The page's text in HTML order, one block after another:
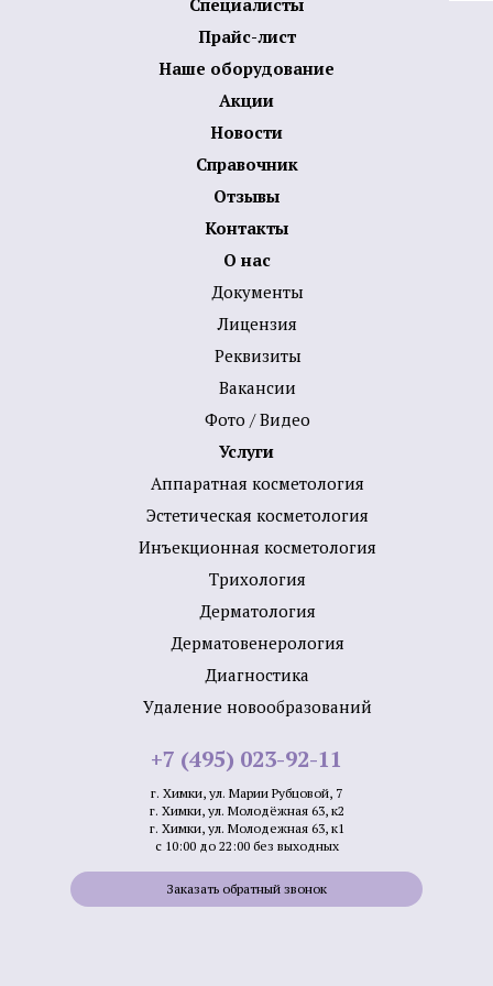
Специалисты
Прайс-лист
Наше оборудование
Акции
Новости
Справочник
Отзывы
Контакты
О нас
Документы
Лицензия
Реквизиты
Вакансии
Фото / Видео
Услуги
Аппаратная косметология
Эстетическая косметология
Инъекционная косметология
Трихология
Дермато­логия
Дерматовенерология
Диагностика
Удаление новообразований
+7 (495) 023-92-11
г. Химки, ул. Марии Рубцовой, 7
г. Химки, ул. Молодёжная 63, к2
г. Химки, ул. Молодежная 63, к1
с 10:00 до 22:00 без выходных
Заказать обратный звонок